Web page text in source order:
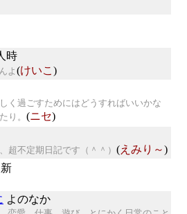
時
よ(けいこ )
く過ごすためにはどうすればいいかな
り。 (ニセ)
超不定期日記です（＾＾） (えみり～)
よのなか